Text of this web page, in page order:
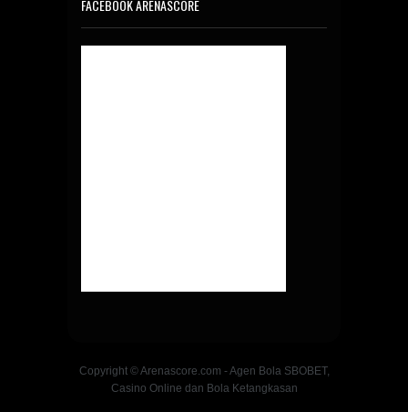
FACEBOOK ARENASCORE
Copyright © Arenascore.com - Agen Bola SBOBET,
Casino Online dan Bola Ketangkasan